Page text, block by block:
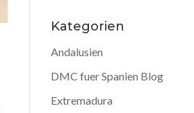
Kategorien
Andalusien
DMC fuer Spanien Blog
Extremadura